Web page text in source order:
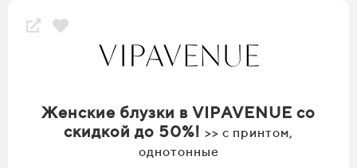
Женские блузки в VIPAVENUE со
скидкой до 50%! >> с принтом,
однотонные